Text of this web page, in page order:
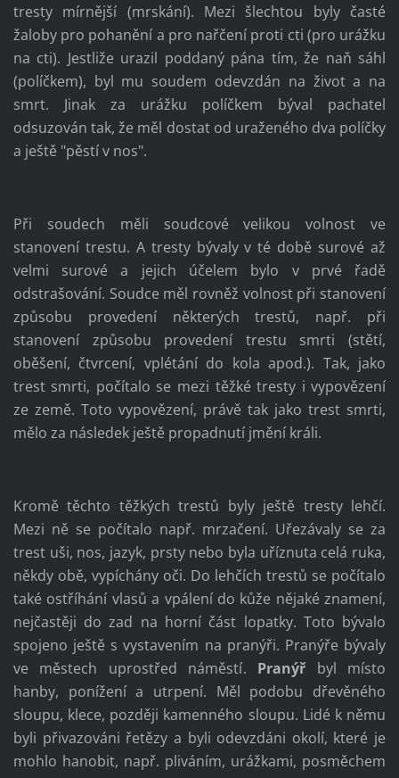
tresty mírnější (mrskání). Mezi šlechtou byly časté
žaloby pro pohanění a pro nařčení proti cti (pro urážku
na cti). Jestliže urazil poddaný pána tím, že naň sáhl
(políčkem), byl mu soudem odevzdán na život a na
smrt. Jinak za urážku políčkem býval pachatel
odsuzován tak, že měl dostat od uraženého dva políčky
a ještě "pěstí v nos".
Při soudech měli soudcové velikou volnost ve
stanovení trestu. A tresty bývaly v té době surové až
velmi surové a jejich účelem bylo v prvé řadě
odstrašování. Soudce měl rovněž volnost při stanovení
způsobu provedení některých trestů, např. při
stanovení způsobu provedení trestu smrti (stětí,
oběšení, čtvrcení, vplétání do kola apod.). Tak, jako
trest smrti, počítalo se mezi těžké tresty i vypovězení
ze země. Toto vypovězení, právě tak jako trest smrti,
mělo za následek ještě propadnutí jmění králi.
Kromě těchto těžkých trestů byly ještě tresty lehčí.
Mezi ně se počítalo např. mrzačení. Uřezávaly se za
trest uši, nos, jazyk, prsty nebo byla uříznuta celá ruka,
někdy obě, vypíchány oči. Do lehčích trestů se počítalo
také ostříhání vlasů a vpálení do kůže nějaké znamení,
nejčastěji do zad na horní část lopatky. Toto bývalo
spojeno ještě s vystavením na pranýři. Pranýře bývaly
ve městech uprostřed náměstí. Pranýřbyl místo
hanby, ponížení a utrpení. Měl podobu dřevěného
sloupu, klece, později kamenného sloupu. Lidé k němu
byli přivazováni řetězy a byli odevzdáni okolí, které je
mohlo hanobit, např. pliváním, urážkami, posměchem